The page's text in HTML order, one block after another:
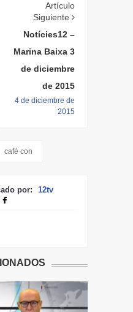
Artículo
Siguiente
Notícies12 –
Marina Baixa 3
de diciembre
de 2015
4 de diciembre de
2015
café con
por: 12tv